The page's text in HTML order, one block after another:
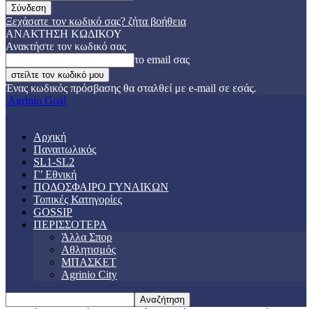
Ξεχάσατε τον κωδικό σας? ζήτα βοήθεια
ΑΝΑΚΤΗΣΗ ΚΩΔΙΚΟΥ
Ανακτήστε τον κωδικό σας
το email σας
Ένας κωδικός πρόσβασης θα σταλθεί με e-mail σε εσάς.
Agrinio Goal
Αρχική
Παναιτωλικός
SL1-SL2
Γ’ Εθνική
ΠΟΔΟΣΦΑΙΡΟ ΓΥΝΑΙΚΩΝ
Τοπικές Κατηγορίες
GOSSIP
ΠΕΡΙΣΣΟΤΕΡΑ
Άλλα Σπορ
Αθλητισμός
ΜΠΑΣΚΕΤ
Agrinio City